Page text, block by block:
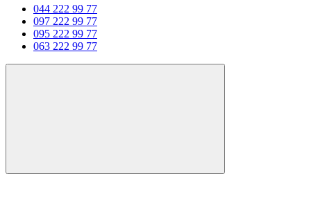
044 222 99 77
097 222 99 77
095 222 99 77
063 222 99 77